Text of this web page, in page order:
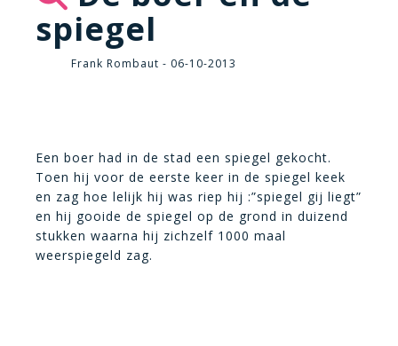
spiegel
Frank Rombaut - 06-10-2013
Een boer had in de stad een spiegel gekocht.
Toen hij voor de eerste keer in de spiegel keek
en zag hoe lelijk hij was riep hij :”spiegel gij liegt”
en hij gooide de spiegel op de grond in duizend
stukken waarna hij zichzelf 1000 maal
weerspiegeld zag.